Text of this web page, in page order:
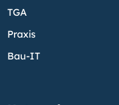
TGA
Praxis
Bau-IT